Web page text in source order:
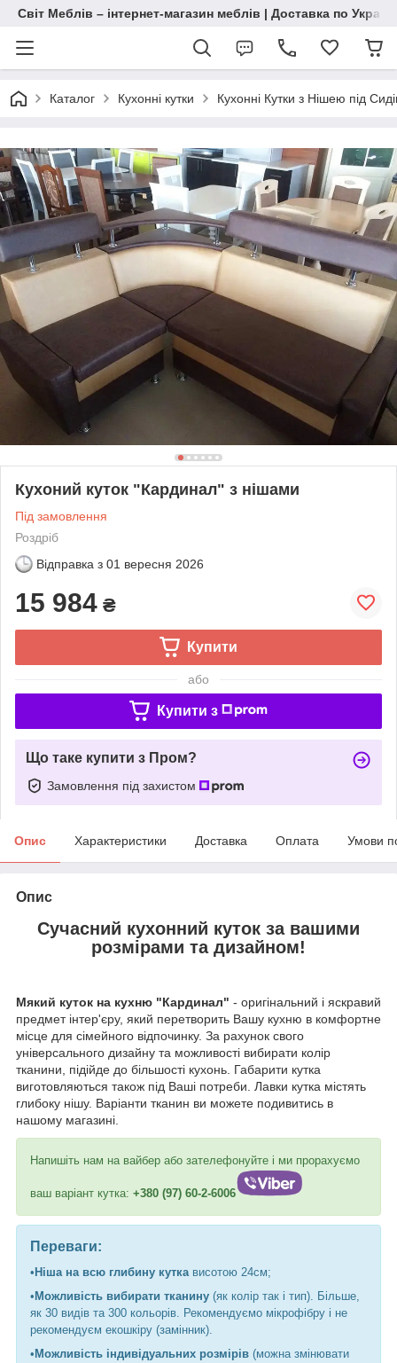
Світ Меблів – інтернет-магазин меблів | Доставка по
Каталог Кухонні кутки Кухонні Кутки з Нішею під
Кухоний куток "Кардинал" з нішами
Під замовлення
Роздріб
Відправка з 01 вересня 2026
15 984 ₴
Купити
або
Купити з
Що таке купити з Пром?
Замовлення під захистом
Опис Характеристики Доставка Оплата Умови
Опис
Сучасний кухонний куток за вашими
розмірами та дизайном!
Мякий куток на кухню "Кардинал" - оригінальний і яскравий
предмет інтер'єру, який перетворить Вашу кухню в комфортне
місце для сімейного відпочинку. За рахунок свого
універсального дизайну та можливості вибирати колір
тканини, підійде до більшості кухонь. Габарити кутка
виготовляються також під Ваші потреби. Лавки кутка містять
глибоку нішу. Варіанти тканин ви можете подивитись в
нашому магазині.
Напишіть нам на вайбер або зателефонуйте і ми прорахуємо
ваш варіант кутка: +380 (97) 60-2-6006
Переваги:
• Ніша на всю глибину куткависотою 24см;
• Можливість вибирати тканину (як колір так і тип). Більше,
як 30 видів та 300 кольорів. Рекомендуємо мікрофібру і не
рекомендуєм екошкіру (замінник).
• Можливість індивідуальних розмірів (можна змінювати